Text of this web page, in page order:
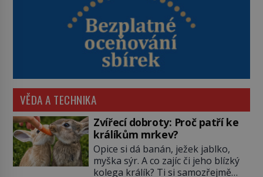
VĚDA A TECHNIKA
Zvířecí dobroty: Proč patří ke
králíkům mrkev?
Opice si dá banán, ježek jablko,
myška sýr. A co zajíc či jeho blízký
kolega králík? Ti si samozřejmě